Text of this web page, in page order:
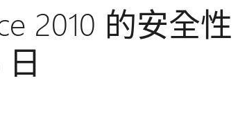
2010 的安全性